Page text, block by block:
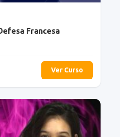
Francesa
Ver Curso